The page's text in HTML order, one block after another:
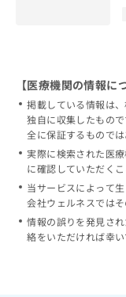
【医療機関の情報に
掲載している情報は
独自に収集したもの
全に保証するものでは
実際に検索された医
に確認していただくこ
当サービスによって
会社ウェルネスでは
情報の誤りを発見さ
絡をいただければ幸い